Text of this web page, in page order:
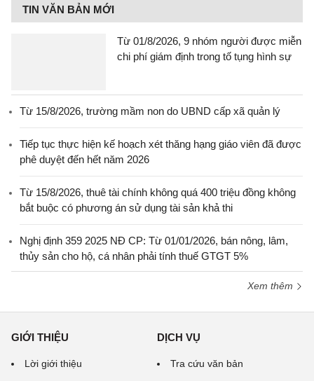
TIN VĂN BẢN MỚI
Từ 01/8/2026, 9 nhóm người được miễn
chi phí giám định trong tố tụng hình sự
Từ 15/8/2026, trường mầm non do UBND cấp xã quản lý
Tiếp tục thực hiện kế hoạch xét thăng hạng giáo viên đã được
phê duyệt đến hết năm 2026
Từ 15/8/2026, thuê tài chính không quá 400 triệu đồng không
bắt buộc có phương án sử dụng tài sản khả thi
Nghị định 359 2025 NĐ CP: Từ 01/01/2026, bán nông, lâm,
thủy sản cho hộ, cá nhân phải tính thuế GTGT 5%
Xem thêm
GIỚI THIỆU
Lời giới thiệu
DỊCH VỤ
Tra cứu văn bản